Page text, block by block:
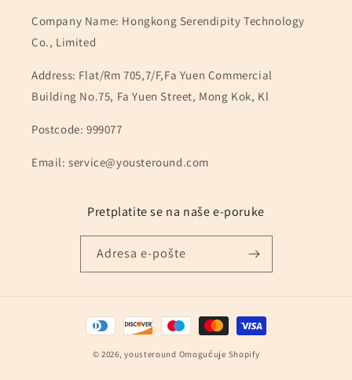
Company Name: Hongkong Serendipity Technology
Co., Limited
Address: Flat/Rm 705,7/F,Fa Yuen Commercial
Building No.75, Fa Yuen Street, Mong Kok, Kl
Postcode: 999077
Email: service@yousteround.com
Pretplatite se na naše e-poruke
Adresa e-pošte
Načini
© 2026,yousteround Omogućuje Shopify